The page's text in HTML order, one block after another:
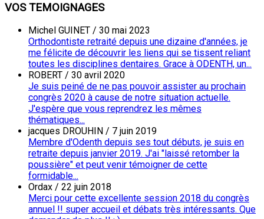
VOS TEMOIGNAGES
Michel GUINET / 30 mai 2023
Orthodontiste retraité depuis une dizaine d'années, je
me félicite de découvrir les liens qui se tissent reliant
toutes les disciplines dentaires. Grace à ODENTH, un...
ROBERT / 30 avril 2020
Je suis peiné de ne pas pouvoir assister au prochain
congrès 2020 à cause de notre situation actuelle.
J'espère que vous reprendrez les mêmes
thématiques...
jacques DROUHIN / 7 juin 2019
Membre d'Odenth depuis ses tout débuts, je suis en
retraite depuis janvier 2019. J'ai "laissé retomber la
poussière" et peut venir témoigner de cette
formidable...
Ordax / 22 juin 2018
Merci pour cette excellente session 2018 du congrès
annuel !! super accueil et débats très intéressants. Que